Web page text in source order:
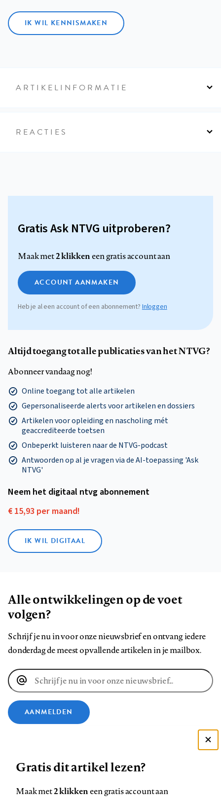
IK WIL KENNISMAKEN
ARTIKELINFORMATIE
REACTIES
Gratis Ask NTVG uitproberen?
Maak met2 klikkeneen gratis account aan
ACCOUNT AANMAKEN
Heb je al een account of een abonnement?Inloggen
Altijd toegang tot alle publicaties van het NTVG?
Abonneer vandaag nog!
Online toegang tot alle artikelen
Gepersonaliseerde alerts voor artikelen en dossiers
Artikelen voor opleiding en nascholing mét
geaccrediteerde toetsen
Onbeperkt luisteren naar de NTVG-podcast
Antwoorden op al je vragen via de AI-toepassing 'Ask
NTVG'
Neem het digitaal ntvg abonnement
€ 15,93 per maand!
IK WIL DIGITAAL
Alle ontwikkelingen op de voet
volgen?
Schrijf je nu in voor onze nieuwsbrief en ontvang iedere
donderdag de meest opvallende artikelen in je mailbox.
E-
mailadres
AANMELDEN
ons
ons
ons
ons
ons
ons
Zie onze cookie policy
Gratis dit artikel lezen?
Maak met2 klikkeneen gratis account aan